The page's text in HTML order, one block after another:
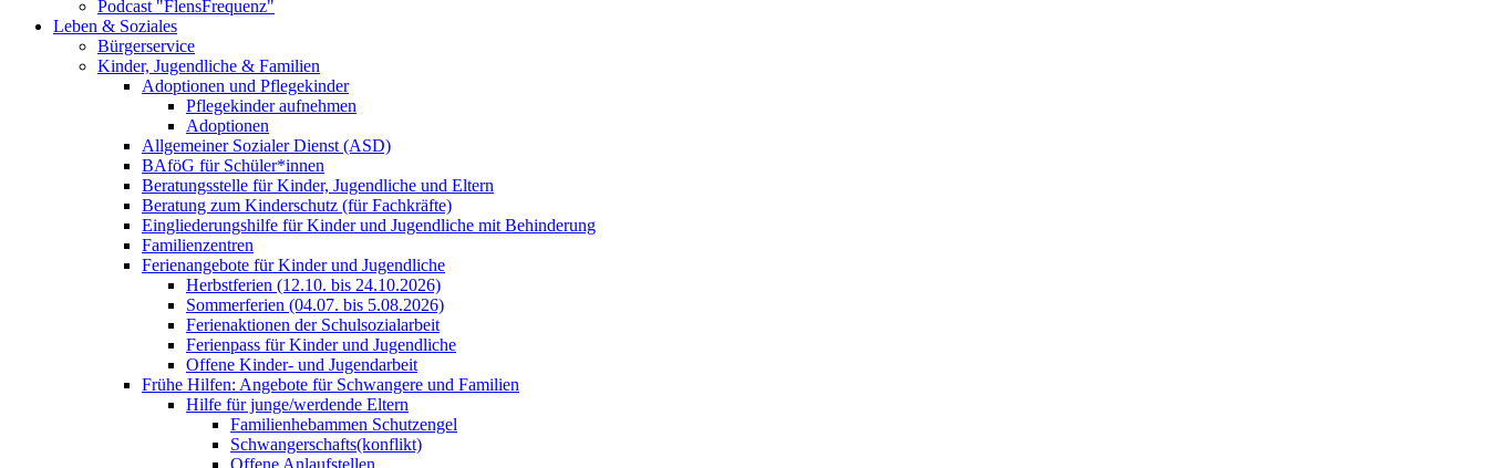
Podcast "FlensFrequenz"
Leben & Soziales
Bürgerservice
Kinder, Jugendliche & Familien
Adoptionen und Pflegekinder
Pflegekinder aufnehmen
Adoptionen
Allgemeiner Sozialer Dienst (ASD)
BAföG für Schüler*innen
Beratungsstelle für Kinder, Jugendliche und Eltern
Beratung zum Kinderschutz (für Fachkräfte)
Eingliederungshilfe für Kinder und Jugendliche mit Behinderung
Familienzentren
Ferienangebote für Kinder und Jugendliche
Herbstferien (12.10. bis 24.10.2026)
Sommerferien (04.07. bis 5.08.2026)
Ferienaktionen der Schulsozialarbeit
Ferienpass für Kinder und Jugendliche
Offene Kinder- und Jugendarbeit
Frühe Hilfen: Angebote für Schwangere und Familien
Hilfe für junge/werdende Eltern
Familienhebammen Schutzengel
Schwangerschafts(konflikt)
Offene Anlaufstellen